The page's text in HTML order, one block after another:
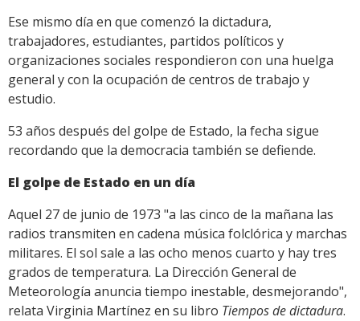
Ese mismo día en que comenzó la dictadura,
trabajadores, estudiantes, partidos políticos y
organizaciones sociales respondieron con una huelga
general y con la ocupación de centros de trabajo y
estudio.
53 años después del golpe de Estado, la fecha sigue
recordando que la democracia también se defiende.
El golpe de Estado en un día
Aquel 27 de junio de 1973 "a las cinco de la mañana las
radios transmiten en cadena música folclórica y marchas
militares. El sol sale a las ocho menos cuarto y hay tres
grados de temperatura. La Dirección General de
Meteorología anuncia tiempo inestable, desmejorando",
relata Virginia Martínez en su libro Tiempos de dictadura.